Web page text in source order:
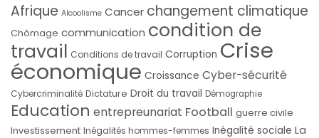
Afrique Alcoolisme Cancer changement climatique
Chômage communication condition de
travail Conditions de travail Corruption Crise
économique Croissance Cyber-sécurité
Cybercriminalité Dictature Droit du travail Démographie
Education entrepreunariat Football guerre civile
Investissement Inégalités hommes-femmes Inégalité sociale La